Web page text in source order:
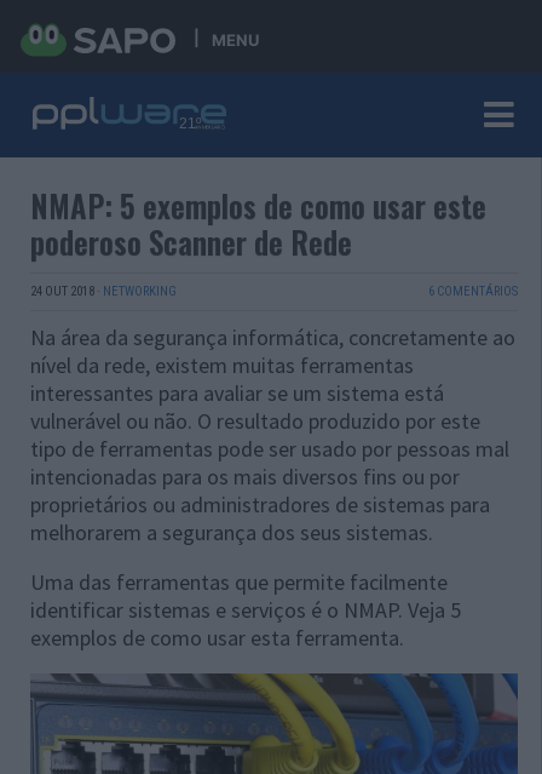
MENU
NMAP: 5 exemplos de como usar este
poderoso Scanner de Rede
24 OUT 2018 · NETWORKING 6 COMENTÁRIOS
Na área da segurança informática, concretamente ao
nível da rede, existem muitas ferramentas
interessantes para avaliar se um sistema está
vulnerável ou não. O resultado produzido por este
tipo de ferramentas pode ser usado por pessoas mal
intencionadas para os mais diversos fins ou por
proprietários ou administradores de sistemas para
melhorarem a segurança dos seus sistemas.
Uma das ferramentas que permite facilmente
identificar sistemas e serviços é o NMAP. Veja 5
exemplos de como usar esta ferramenta.